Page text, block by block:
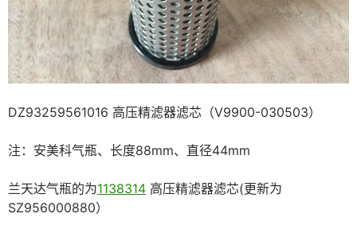
DZ93259561016 高压精滤器滤芯（V9900-030503）
注：安美科气瓶、长度88mm、直径44mm
兰天达气瓶的为1138314 高压精滤器滤芯(更新为
SZ956000880）